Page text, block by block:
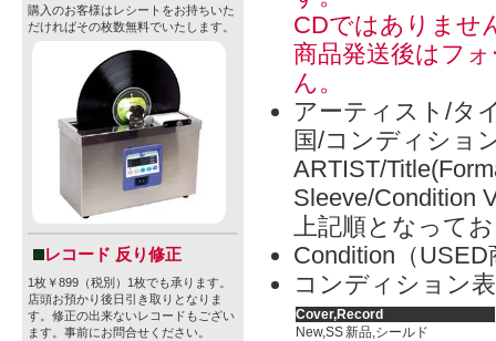
購入のお客様はレシートをお持ちいた
だければその枚数無料でいたします。
レコード 反り修正
1枚￥899（税別）1枚でも承ります。
店頭お預かり後日引き取りとなりま
す。修正の出来ないレコードもござい
ます。事前にお問合せください。
CDではありませ
商品発送後はフ
ん。
アーティスト/タ
国/コンディショ
ARTIST/
Sleeve/Condition
上記順となって
Condition（
コンディション
Cover,Record
New,SS新品,シールド